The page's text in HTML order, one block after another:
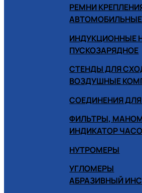
РЕМНИ
ИНДУКЦИОННЫЕ
ПУСКОЗАРЯДНОЕ
СТЕНДЫ ДЛЯ
ВОЗДУШНЫЕ
СОЕДИНЕНИЯ
ФИЛЬТРЫ,
ИНДИКАТОР
НУТРОМЕРЫ
УГЛОМЕРЫ
АБРАЗИВНЫЙ